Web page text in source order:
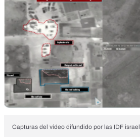
Capturas del vídeo difundido por las IDF israel